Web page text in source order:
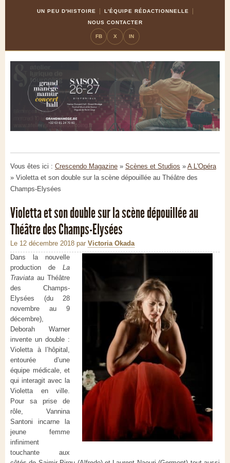
UN PEU D'HISTOIRE
L'ÉQUIPE RÉDACTIONNELLE
NOUS CONTACTER
FB X IN
Vous êtes ici : Crescendo Magazine » Scènes et Studios » A L'Opéra
» Violetta et son double sur la scène dépouillée au Théâtre des
Champs-Elysées
Violetta et son double sur la scène dépouillée au
Théâtre des Champs-Elysées
Le 12 décembre 2018 par Victoria Okada
Dans la nouvelle
production de La
Traviata au Théâtre
des Champs-
Elysées (du 28
novembre au 9
décembre),
Deborah Warner
invente un double :
Violetta à l’hôpital,
entourée d’une
équipe médicale, et
qui interagit avec la
Violetta en ville.
Pour sa prise de
rôle, Vannina
Santoni incarne la
jeune femme
infiniment
touchante aux